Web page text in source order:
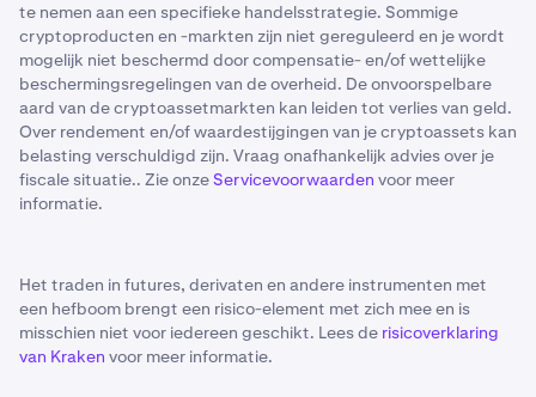
te nemen aan een specifieke handelsstrategie. Sommige
cryptoproducten en -markten zijn niet gereguleerd en je wordt
mogelijk niet beschermd door compensatie- en/of wettelijke
beschermingsregelingen van de overheid. De onvoorspelbare
aard van de cryptoassetmarkten kan leiden tot verlies van geld.
Over rendement en/of waardestijgingen van je cryptoassets kan
belasting verschuldigd zijn. Vraag onafhankelijk advies over je
fiscale situatie.. Zie onzeServicevoorwaarden voor meer
informatie.
Het traden in futures, derivaten en andere instrumenten met
een hefboom brengt een risico-element met zich mee en is
misschien niet voor iedereen geschikt. Lees de risicoverklaring
van Kraken voor meer informatie.